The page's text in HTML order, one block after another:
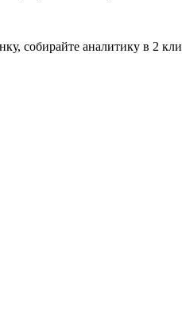
собирайте аналитику в 2